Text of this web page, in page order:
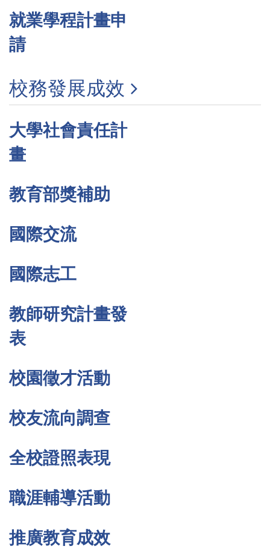
就業學程計畫申
請
校務發展成效
大學社會責任計
畫
教育部獎補助
國際交流
國際志工
教師研究計畫發
表
校園徵才活動
校友流向調查
全校證照表現
職涯輔導活動
推廣教育成效